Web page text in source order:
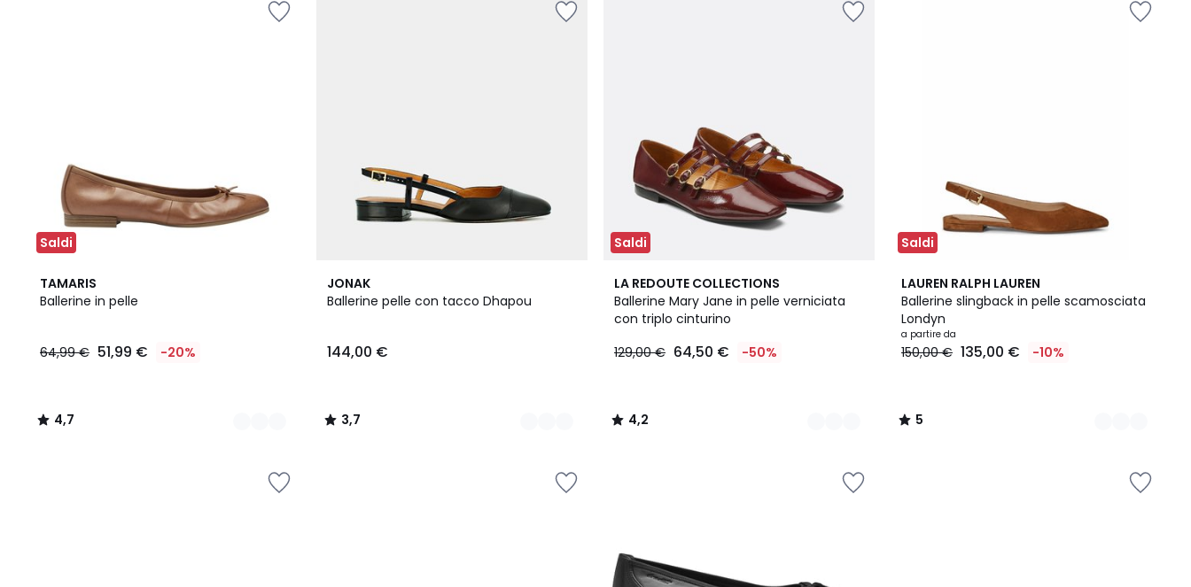
Saldi
TAMARIS
Ballerine in pelle
64,99 € 51,99 € -20%
4,7
/ 5
3
Colori
4,7
/
JONAK
Ballerine pelle con tacco Dhapou
144,00 €
3,7
/ 5
4
Colori
3,7
/
Saldi
LA REDOUTE COLLECTIONS
Ballerine Mary Jane in pelle verniciata
con triplo cinturino
129,00 € 64,50 € -50%
4,2
/ 5
2
Colori
4,2
/
Saldi
LAUREN RALPH LAUREN
Ballerine slingback in pelle scamosciata
Londyn
a partire da
150,00 € 135,00 € -10%
5
/
5
2
Colori
5
/